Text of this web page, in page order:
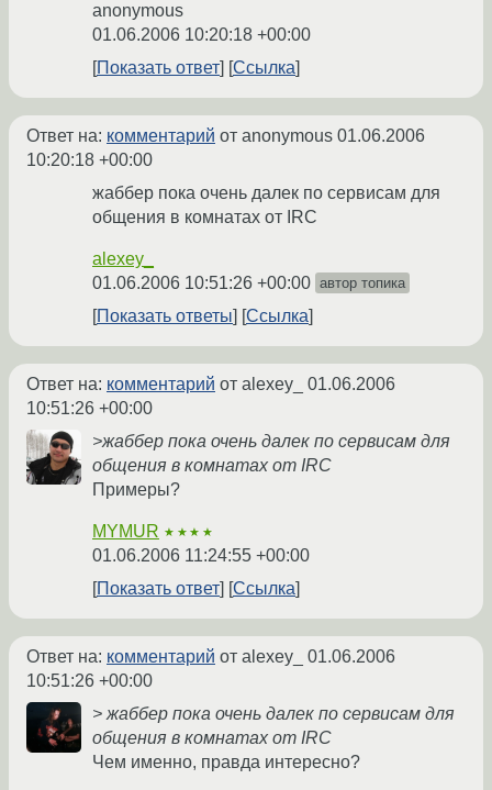
anonymous
01.06.2006 10:20:18 +00:00
Показать ответ
Ссылка
Ответ на: комментарий от anonymous 01.06.2006
10:20:18 +00:00
жаббер пока очень далек по сервисам для
общения в комнатах от IRC
alexey_
01.06.2006 10:51:26 +00:00 автор топика
Показать ответы Ссылка
Ответ на: комментарий от alexey_ 01.06.2006
10:51:26 +00:00
>жаббер пока очень далек по сервисам для
общения в комнатах от IRC
Примеры?
MYMUR ★★★★
01.06.2006 11:24:55 +00:00
Показать ответ
Ссылка
Ответ на: комментарий от alexey_ 01.06.2006
10:51:26 +00:00
> жаббер пока очень далек по сервисам для
общения в комнатах от IRC
Чем именно, правда интересно?